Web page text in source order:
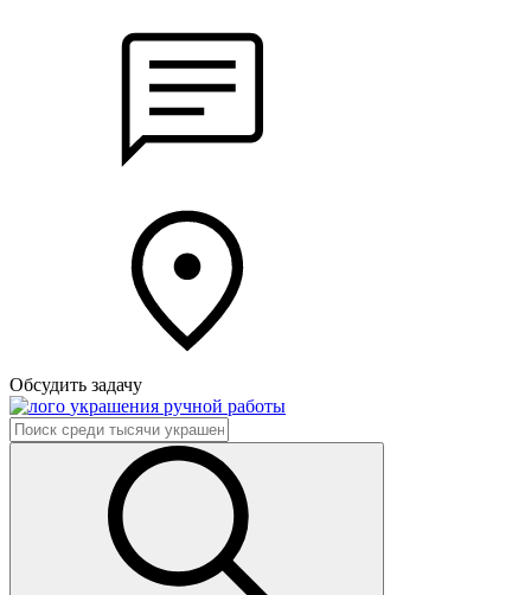
Обсудить задачу
украшения ручной работы